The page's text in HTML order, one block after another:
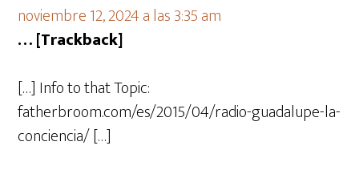
noviembre 12, 2024 a las 3:35 am
… [Trackback]
[…] Info to that Topic:
fatherbroom.com/es/2015/04/radio-guadalupe-la-
conciencia/ […]